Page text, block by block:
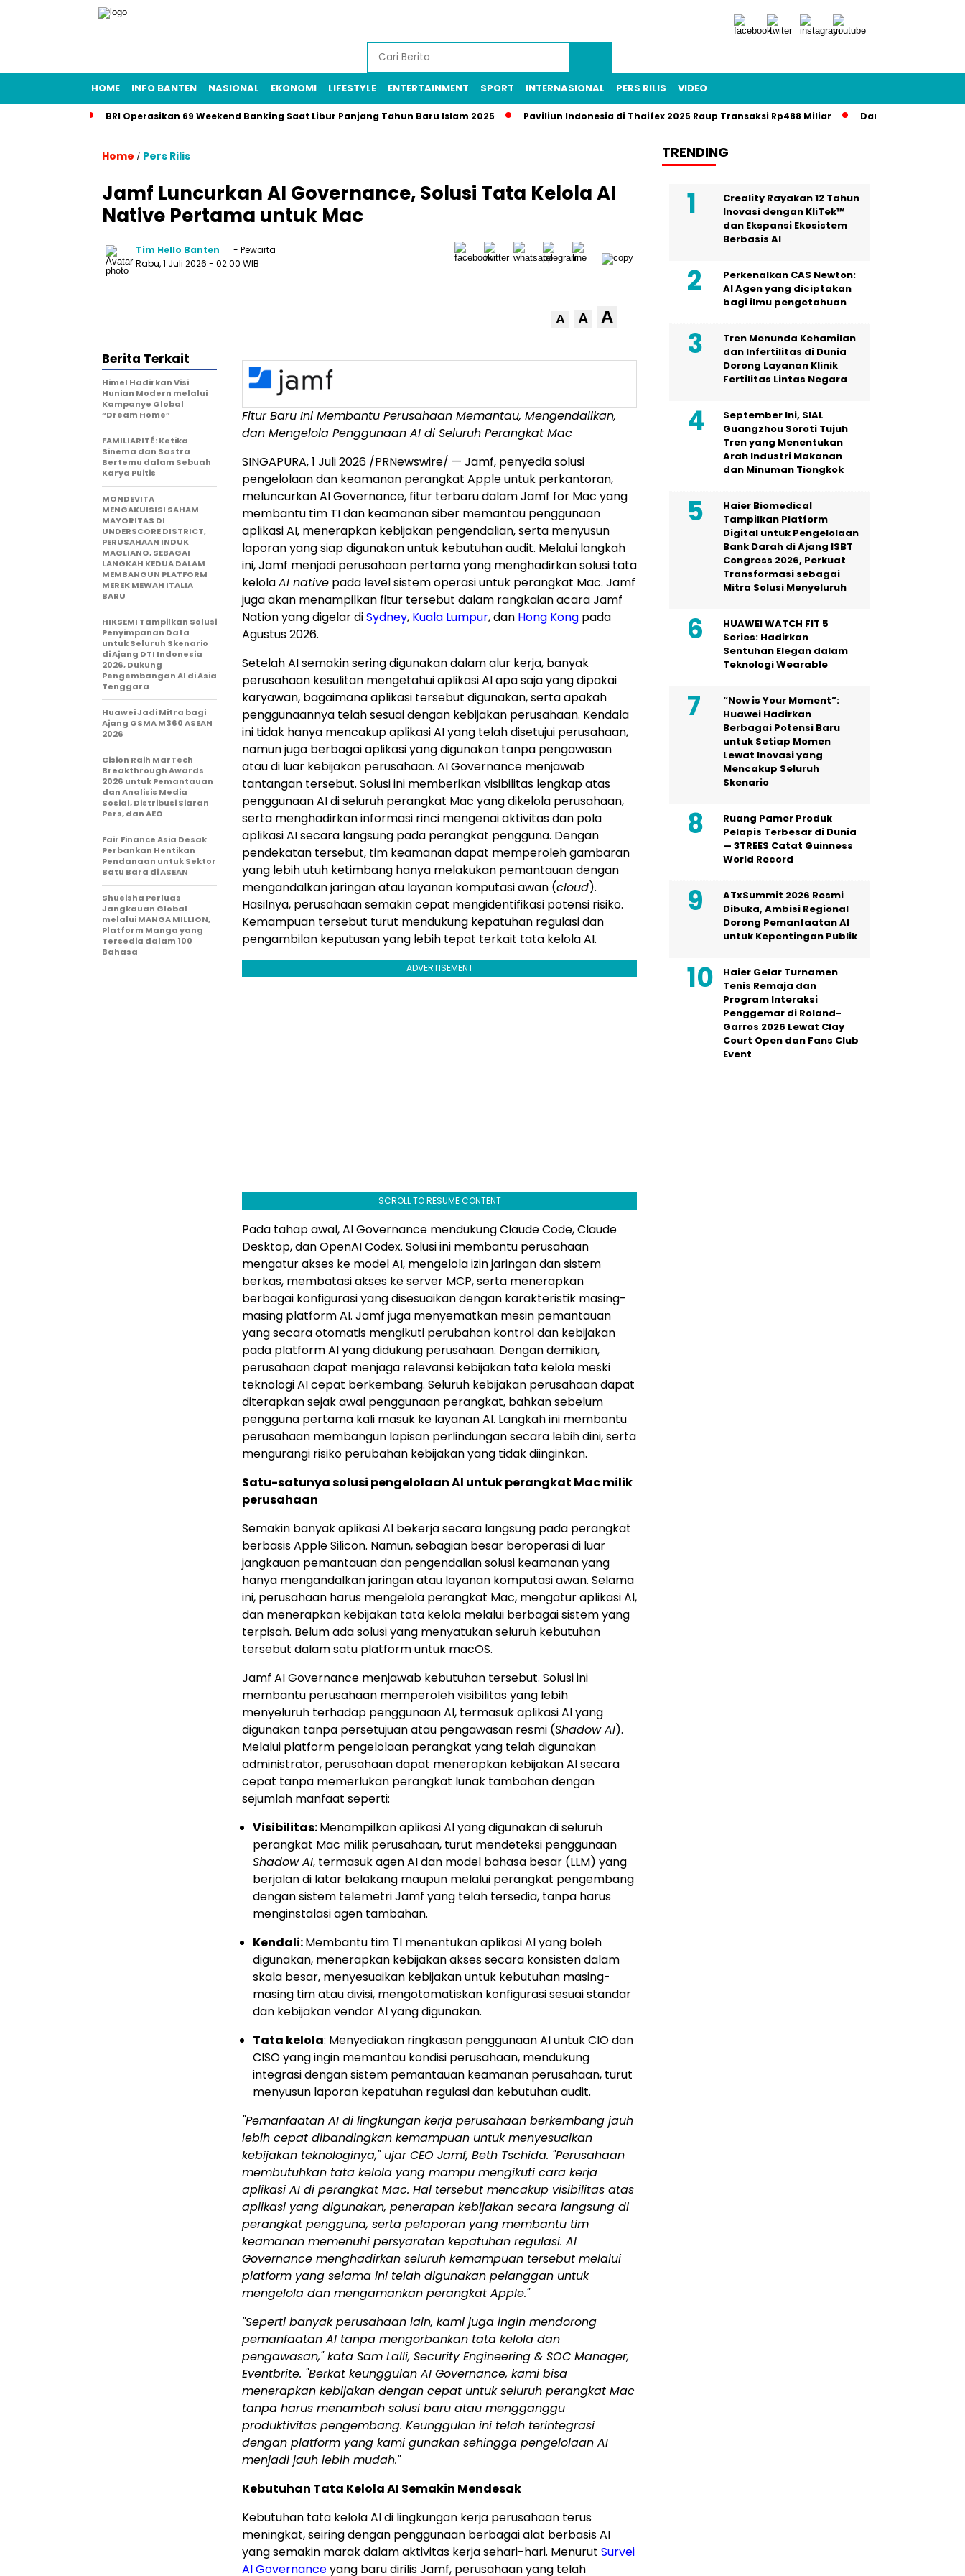
HOME INFO BANTEN NASIONAL EKONOMI LIFESTYLE ENTERTAINMENT SPORT INTERNASIONAL PERS RILIS VIDEO
BRI Operasikan 69 Weekend Banking Saat Libur Panjang Tahun Baru Islam 2025 Paviliun Indonesia di Thaifex 2025 Raup Transaksi Rp488 Miliar Danantara–Rusia
Home / Pers Rilis
Jamf Luncurkan AI Governance, Solusi Tata Kelola AI
Native Pertama untuk Mac
Tim Hello Banten
- Pewarta
Rabu, 1 Juli 2026 - 02:00 WIB
A A A
Fitur Baru Ini Membantu Perusahaan Memantau, Mengendalikan,
dan Mengelola Penggunaan AI di Seluruh Perangkat Mac
SINGAPURA, 1 Juli 2026 /PRNewswire/ — Jamf, penyedia solusi
pengelolaan dan keamanan perangkat Apple untuk perkantoran,
meluncurkan AI Governance, fitur terbaru dalam Jamf for Mac yang
membantu tim TI dan keamanan siber memantau penggunaan
aplikasi AI, menerapkan kebijakan pengendalian, serta menyusun
laporan yang siap digunakan untuk kebutuhan audit. Melalui langkah
ini, Jamf menjadi perusahaan pertama yang menghadirkan solusi tata
kelolaAI native pada level sistem operasi untuk perangkat Mac. Jamf
juga akan menampilkan fitur tersebut dalam rangkaian acara Jamf
Nation yang digelar diSydney, Kuala Lumpur, dan Hong Kong pada
Agustus 2026.
Setelah AI semakin sering digunakan dalam alur kerja, banyak
perusahaan kesulitan mengetahui aplikasi AI apa saja yang dipakai
karyawan, bagaimana aplikasi tersebut digunakan, serta apakah
penggunaannya telah sesuai dengan kebijakan perusahaan. Kendala
ini tidak hanya mencakup aplikasi AI yang telah disetujui perusahaan,
namun juga berbagai aplikasi yang digunakan tanpa pengawasan
atau di luar kebijakan perusahaan. AI Governance menjawab
tantangan tersebut. Solusi ini memberikan visibilitas lengkap atas
penggunaan AI di seluruh perangkat Mac yang dikelola perusahaan,
serta menghadirkan informasi rinci mengenai aktivitas dan pola
aplikasi AI secara langsung pada perangkat pengguna. Dengan
pendekatan tersebut, tim keamanan dapat memperoleh gambaran
yang lebih utuh ketimbang hanya melakukan pemantauan dengan
mengandalkan jaringan atau layanan komputasi awan (cloud).
Hasilnya, perusahaan semakin cepat mengidentifikasi potensi risiko.
Kemampuan tersebut turut mendukung kepatuhan regulasi dan
pengambilan keputusan yang lebih tepat terkait tata kelola AI.
ADVERTISEMENT
SCROLL TO RESUME CONTENT
Pada tahap awal, AI Governance mendukung Claude Code, Claude
Desktop, dan OpenAI Codex. Solusi ini membantu perusahaan
mengatur akses ke model AI, mengelola izin jaringan dan sistem
berkas, membatasi akses ke server MCP, serta menerapkan
berbagai konfigurasi yang disesuaikan dengan karakteristik masing-
masing platform AI. Jamf juga menyematkan mesin pemantauan
yang secara otomatis mengikuti perubahan kontrol dan kebijakan
pada platform AI yang didukung perusahaan. Dengan demikian,
perusahaan dapat menjaga relevansi kebijakan tata kelola meski
teknologi AI cepat berkembang. Seluruh kebijakan perusahaan dapat
diterapkan sejak awal penggunaan perangkat, bahkan sebelum
pengguna pertama kali masuk ke layanan AI. Langkah ini membantu
perusahaan membangun lapisan perlindungan secara lebih dini, serta
mengurangi risiko perubahan kebijakan yang tidak diinginkan.
Satu-satunya solusi pengelolaan AI untuk perangkat Mac milik
perusahaan
Semakin banyak aplikasi AI bekerja secara langsung pada perangkat
berbasis Apple Silicon. Namun, sebagian besar beroperasi di luar
jangkauan pemantauan dan pengendalian solusi keamanan yang
hanya mengandalkan jaringan atau layanan komputasi awan. Selama
ini, perusahaan harus mengelola perangkat Mac, mengatur aplikasi AI,
dan menerapkan kebijakan tata kelola melalui berbagai sistem yang
terpisah. Belum ada solusi yang menyatukan seluruh kebutuhan
tersebut dalam satu platform untuk macOS.
Jamf AI Governance menjawab kebutuhan tersebut. Solusi ini
membantu perusahaan memperoleh visibilitas yang lebih
menyeluruh terhadap penggunaan AI, termasuk aplikasi AI yang
digunakan tanpa persetujuan atau pengawasan resmi (Shadow AI).
Melalui platform pengelolaan perangkat yang telah digunakan
administrator, perusahaan dapat menerapkan kebijakan AI secara
cepat tanpa memerlukan perangkat lunak tambahan dengan
sejumlah manfaat seperti:
Visibilitas:Menampilkan aplikasi AI yang digunakan di seluruh
perangkat Mac milik perusahaan, turut mendeteksi penggunaan
Shadow AI, termasuk agen AI dan model bahasa besar (LLM) yang
berjalan di latar belakang maupun melalui perangkat pengembang
dengan sistem telemetri Jamf yang telah tersedia, tanpa harus
menginstalasi agen tambahan.
Kendali:Membantu tim TI menentukan aplikasi AI yang boleh
digunakan, menerapkan kebijakan akses secara konsisten dalam
skala besar, menyesuaikan kebijakan untuk kebutuhan masing-
masing tim atau divisi, mengotomatiskan konfigurasi sesuai standar
dan kebijakan vendor AI yang digunakan.
Tata kelola: Menyediakan ringkasan penggunaan AI untuk CIO dan
CISO yang ingin memantau kondisi perusahaan, mendukung
integrasi dengan sistem pemantauan keamanan perusahaan, turut
menyusun laporan kepatuhan regulasi dan kebutuhan audit.
"Pemanfaatan AI di lingkungan kerja perusahaan berkembang jauh
lebih cepat dibandingkan kemampuan untuk menyesuaikan
kebijakan teknologinya," ujar CEO Jamf, Beth Tschida. "Perusahaan
membutuhkan tata kelola yang mampu mengikuti cara kerja
aplikasi AI di perangkat Mac. Hal tersebut mencakup visibilitas atas
aplikasi yang digunakan, penerapan kebijakan secara langsung di
perangkat pengguna, serta pelaporan yang membantu tim
keamanan memenuhi persyaratan kepatuhan regulasi. AI
Governance menghadirkan seluruh kemampuan tersebut melalui
platform yang selama ini telah digunakan pelanggan untuk
mengelola dan mengamankan perangkat Apple."
"Seperti banyak perusahaan lain, kami juga ingin mendorong
pemanfaatan AI tanpa mengorbankan tata kelola dan
pengawasan," kata Sam Lalli, Security Engineering & SOC Manager,
Eventbrite. "Berkat keunggulan AI Governance, kami bisa
menerapkan kebijakan dengan cepat untuk seluruh perangkat Mac
tanpa harus menambah solusi baru atau mengganggu
produktivitas pengembang. Keunggulan ini telah terintegrasi
dengan platform yang kami gunakan sehingga pengelolaan AI
menjadi jauh lebih mudah."
Kebutuhan Tata Kelola AI Semakin Mendesak
Kebutuhan tata kelola AI di lingkungan kerja perusahaan terus
meningkat, seiring dengan penggunaan berbagai alat berbasis AI
yang semakin marak dalam aktivitas kerja sehari-hari. Menurut Survei
AI Governanceyang baru dirilis Jamf, perusahaan yang telah
Berita Terkait
Himel Hadirkan Visi
Hunian Modern melalui
Kampanye Global
“Dream Home”
FAMILIARITÉ: Ketika
Sinema dan Sastra
Bertemu dalam Sebuah
Karya Puitis
MONDEVITA
MENGAKUISISI SAHAM
MAYORITAS DI
UNDERSCORE DISTRICT,
PERUSAHAAN INDUK
MAGLIANO, SEBAGAI
LANGKAH KEDUA DALAM
MEMBANGUN PLATFORM
MEREK MEWAH ITALIA
BARU
HIKSEMI Tampilkan Solusi
Penyimpanan Data
untuk Seluruh Skenario
di Ajang DTI Indonesia
2026, Dukung
Pengembangan AI di Asia
Tenggara
Huawei Jadi Mitra bagi
Ajang GSMA M360 ASEAN
2026
Cision Raih MarTech
Breakthrough Awards
2026 untuk Pemantauan
dan Analisis Media
Sosial, Distribusi Siaran
Pers, dan AEO
Fair Finance Asia Desak
Perbankan Hentikan
Pendanaan untuk Sektor
Batu Bara di ASEAN
Shueisha Perluas
Jangkauan Global
melalui MANGA MILLION,
Platform Manga yang
Tersedia dalam 100
Bahasa
TRENDING
Creality Rayakan 12 Tahun
Inovasi dengan KliTek™
dan Ekspansi Ekosistem
Berbasis AI
Perkenalkan CAS Newton:
AI Agen yang diciptakan
bagi ilmu pengetahuan
Tren Menunda Kehamilan
dan Infertilitas di Dunia
Dorong Layanan Klinik
Fertilitas Lintas Negara
September Ini, SIAL
Guangzhou Soroti Tujuh
Tren yang Menentukan
Arah Industri Makanan
dan Minuman Tiongkok
Haier Biomedical
Tampilkan Platform
Digital untuk Pengelolaan
Bank Darah di Ajang ISBT
Congress 2026, Perkuat
Transformasi sebagai
Mitra Solusi Menyeluruh
HUAWEI WATCH FIT 5
Series: Hadirkan
Sentuhan Elegan dalam
Teknologi Wearable
“Now is Your Moment”:
Huawei Hadirkan
Berbagai Potensi Baru
untuk Setiap Momen
Lewat Inovasi yang
Mencakup Seluruh
Skenario
Ruang Pamer Produk
Pelapis Terbesar di Dunia
— 3TREES Catat Guinness
World Record
ATxSummit 2026 Resmi
Dibuka, Ambisi Regional
Dorong Pemanfaatan AI
untuk Kepentingan Publik
Haier Gelar Turnamen
Tenis Remaja dan
Program Interaksi
Penggemar di Roland-
Garros 2026 Lewat Clay
Court Open dan Fans Club
Event